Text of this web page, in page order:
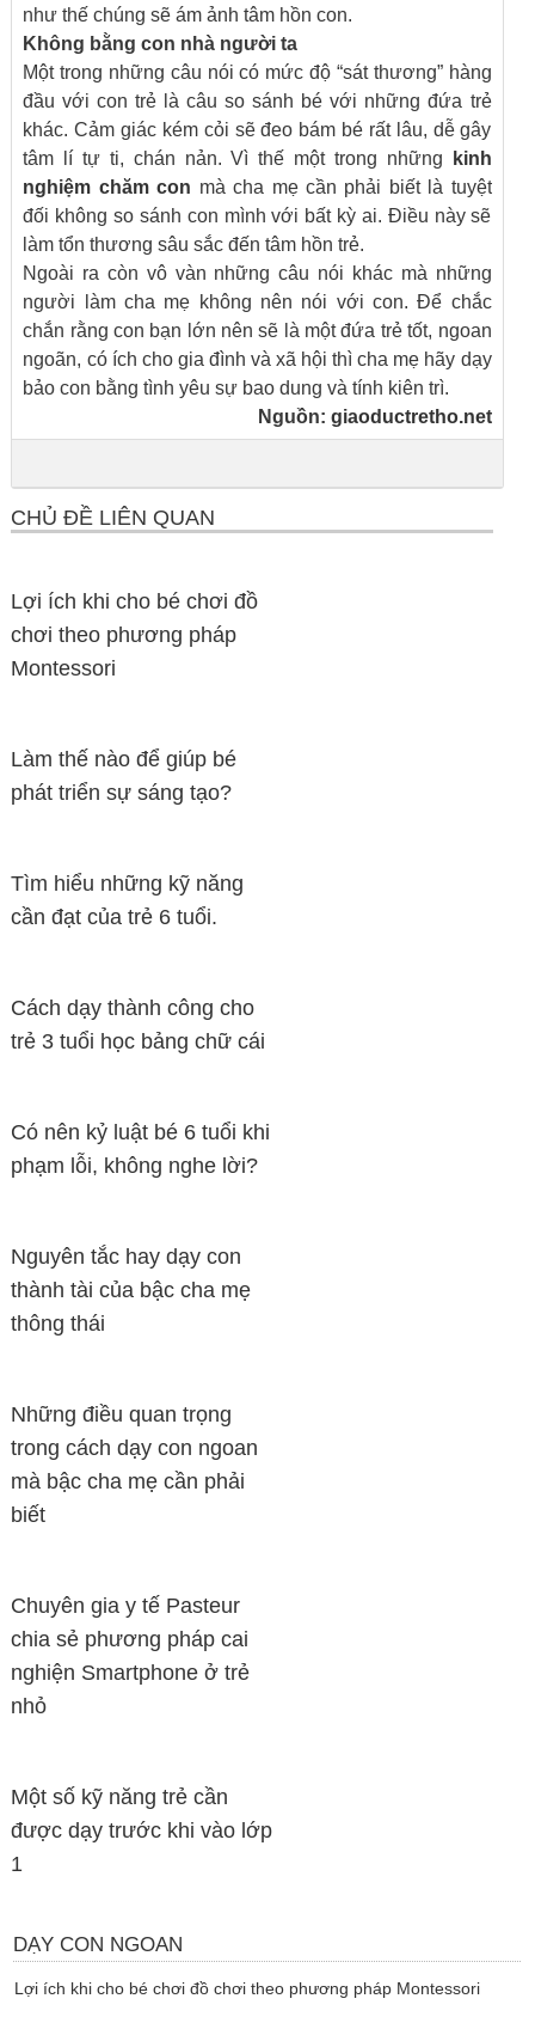
như thế chúng sẽ ám ảnh tâm hồn con.
K hông bằng con nhà người ta
Một trong những câu nói có mức độ “sát thương” hàng
đầu với con trẻ là câu so sánh bé với những đứa trẻ
khác. Cảm giác kém cỏi sẽ đeo bám bé rất lâu, dễ gây
tâm lí tự ti, chán nản. Vì thế một trong những
kinh
nghiệm chăm con mà cha mẹ cần phải biết là tuyệt
đối không so sánh con mình với bất kỳ ai. Điều này sẽ
làm tổn thương sâu sắc đến tâm hồn trẻ.
Ngoài ra còn vô vàn những câu nói khác mà những
người làm cha mẹ không nên nói với con. Để chắc
chắn rằng con bạn lớn nên sẽ là một đứa trẻ tốt, ngoan
ngoãn, có ích cho gia đình và xã hội thì cha mẹ hãy dạy
bảo con bằng tình yêu sự bao dung và tính kiên trì.
Nguồn: giaoductretho.net
CHỦ ĐỀ LIÊN QUAN
Lợi ích khi cho bé chơi đồ
chơi theo phương pháp
Montessori
Làm thế nào để giúp bé
phát triển sự sáng tạo?
Tìm hiểu những kỹ năng
cần đạt của trẻ 6 tuổi.
Cách dạy thành công cho
trẻ 3 tuổi học bảng chữ cái
Có nên kỷ luật bé 6 tuổi khi
phạm lỗi, không nghe lời?
Nguyên tắc hay dạy con
thành tài của bậc cha mẹ
thông thái
Những điều quan trọng
trong cách dạy con ngoan
mà bậc cha mẹ cần phải
biết
Chuyên gia y tế Pasteur
chia sẻ phương pháp cai
nghiện Smartphone ở trẻ
nhỏ
Một số kỹ năng trẻ cần
được dạy trước khi vào lớp
1
DẠY CON NGOAN
Lợi ích khi cho bé chơi đồ chơi theo phương pháp Montessori